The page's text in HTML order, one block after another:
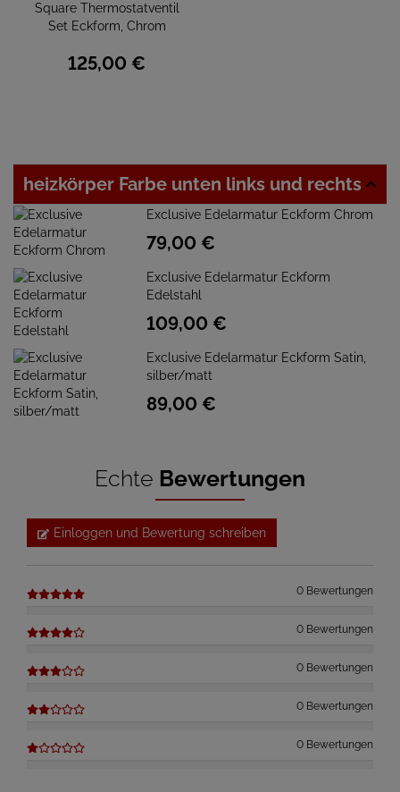
Square Thermostatventil
Set Eckform, Chrom
125,00 €
heizkörper Farbe unten links und rechts
Exclusive Edelarmatur Eckform Chrom
79,00 €
Exclusive Edelarmatur Eckform
Edelstahl
109,00 €
Exclusive Edelarmatur Eckform Satin,
silber/matt
89,00 €
Echte Bewertungen
Einloggen und Bewertung schreiben
0 Bewertungen
0 Bewertungen
0 Bewertungen
0 Bewertungen
0 Bewertungen